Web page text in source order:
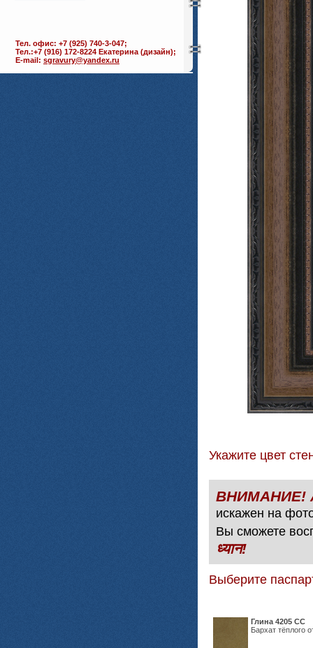
Тел. офис: +7 (925) 740-3-047;
Тел.:+7 (916) 172-8224 Екатерина (дизайн);
E-mail: sgravury@yandex.ru
Укажите цвет
искажен на
Вы сможете
ध्यान!
Выберите
Глина 4205 СС
Бархат тёплого